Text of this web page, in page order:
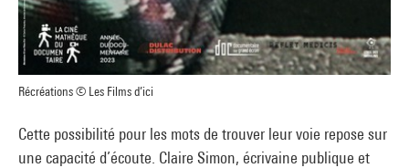
Récréations © Les Films d’ici
Cette possibilité pour les mots de trouver leur voie repose sur
une capacité d’écoute. Claire Simon, écrivaine publique et